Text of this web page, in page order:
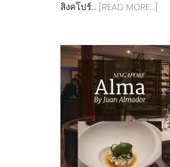
สิงคโปร์… [READ MORE…]